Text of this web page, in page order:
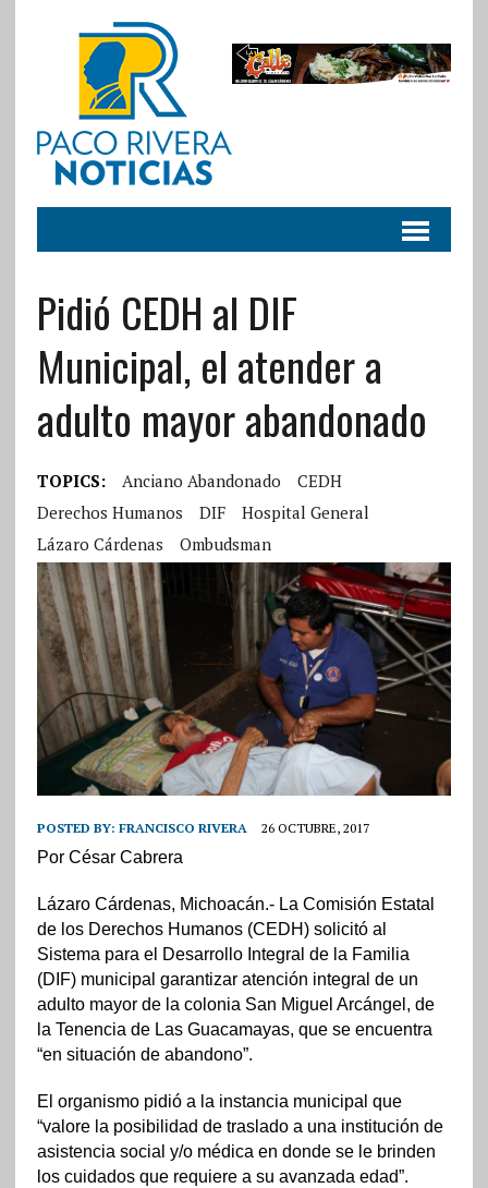
Pidió CEDH al DIF
Municipal, el atender a
adulto mayor abandonado
TOPICS: Anciano Abandonado
CEDH
Derechos Humanos
DIF
Hospital General
Lázaro Cárdenas
Ombudsman
POSTED BY: FRANCISCO RIVERA 26 OCTUBRE, 2017
Por César Cabrera
Lázaro Cárdenas, Michoacán.- La Comisión Estatal
de los Derechos Humanos (CEDH) solicitó al
Sistema para el Desarrollo Integral de la Familia
(DIF) municipal garantizar atención integral de un
adulto mayor de la colonia San Miguel Arcángel, de
la Tenencia de Las Guacamayas, que se encuentra
“en situación de abandono”.
El organismo pidió a la instancia municipal que
“valore la posibilidad de traslado a una institución de
asistencia social y/o médica en donde se le brinden
los cuidados que requiere a su avanzada edad”.